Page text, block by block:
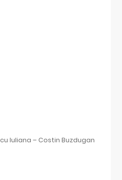
Iuliana – Costin Buzdugan